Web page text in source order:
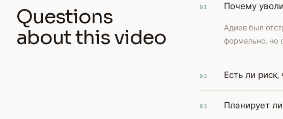
Questions
about this video
01 Почему
Адиев был
формально, но
02 Есть ли
03 Планирует